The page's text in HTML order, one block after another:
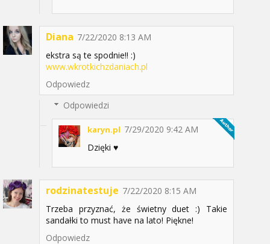
Diana 7/22/2020 8:13 AM
ekstra są te spodnie!! :)
www.wkrotkichzdaniach.pl
Odpowiedz
Odpowiedzi
karyn.pl 7/29/2020 9:42 AM
Dzięki ♥️
rodzinatestuje 7/22/2020 8:15 AM
Trzeba przyznać, że świetny duet :) Takie
sandałki to must have na lato! Piękne!
Odpowiedz